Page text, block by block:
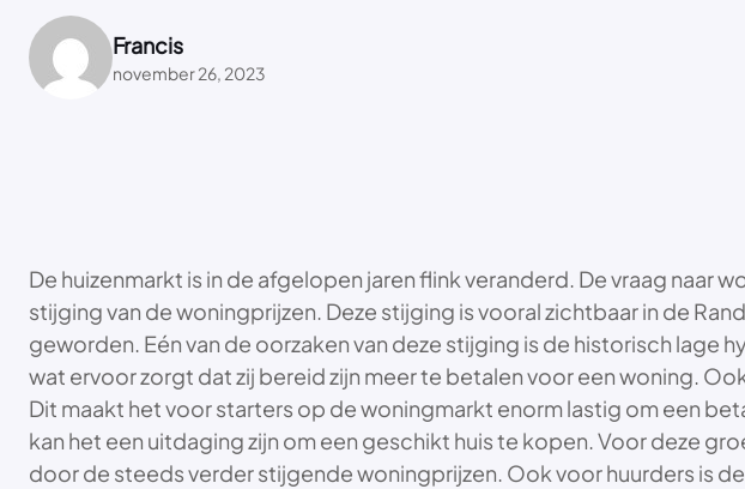
Francis
november 26, 2023
De huizenmarkt is in de afgelopen jaren flink veranderd. De vraag
stijging van de woningprijzen. Deze stijging is vooral zichtbaar in de
geworden. Eén van de oorzaken van deze stijging is de historisch
wat ervoor zorgt dat zij bereid zijn meer te betalen voor een woning.
Dit maakt het voor starters op de woningmarkt enorm lastig om een
kan het een uitdaging zijn om een geschikt huis te kopen. Voor deze
door de steeds verder stijgende woningprijzen. Ook voor huurders is